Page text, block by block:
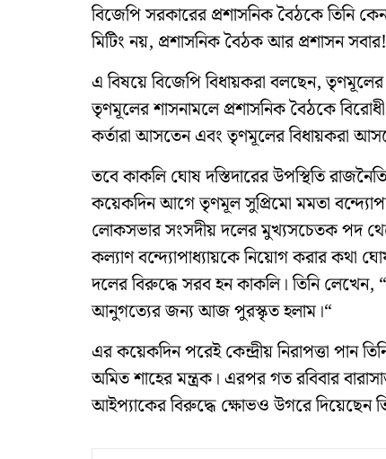
বিজেপি সরকারের প্রশাসনিক বৈঠকে তিনি
মিটিং নয়, প্রশাসনিক বৈঠক আর প্রশাসন
এ বিষয়ে বিজেপি বিধায়করা বলছেন,
তৃণমূলের শাসনামলে প্রশাসনিক বৈঠকে
কর্তারা আসতেন এবং তৃণমূলের বিধায়করা
তবে কাকলি ঘোষ দস্তিদারের উপস্থিতি
কয়েকদিন আগে তৃণমূল সুপ্রিমো মমতা
লোকসভার সংসদীয় দলের মুখ্যসচেতক পদ
কল্যাণ বন্দ্যোপাধ্যায়কে নিয়োগ করার কথা
দলের বিরুদ্ধে সরব হন কাকলি। তিনি
আনুগত্যের জন্য আজ পুরস্কৃত হলাম।“
এর কয়েকদিন পরেই কেন্দ্রীয় নিরাপত্তা পান
অমিত শাহের মন্ত্রক। এরপর গত রবিবার
আইপ্যাকের বিরুদ্ধে ক্ষোভও উগরে দিয়েছেন